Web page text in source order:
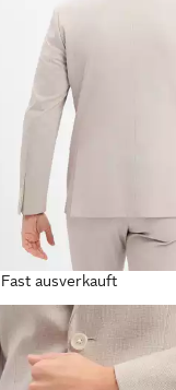
Fast ausverkauft
FINSHLEY & HARDING
Anzugsakko
143,99 € 179,99 €